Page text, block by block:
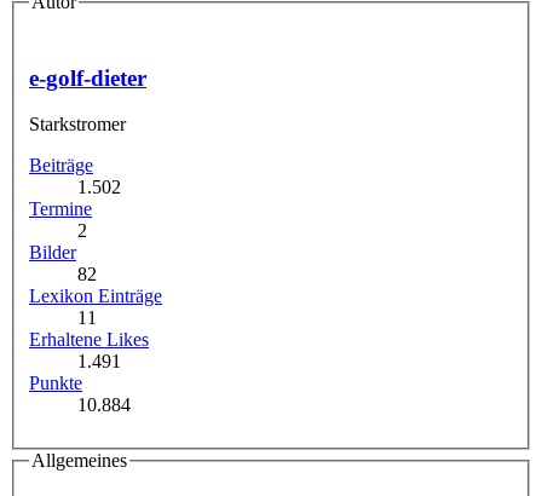
e-golf-dieter
Starkstromer
Beiträge
1.502
Termine
2
Bilder
82
Lexikon Einträge
11
Erhaltene Likes
1.491
Punkte
10.884
Allgemeines